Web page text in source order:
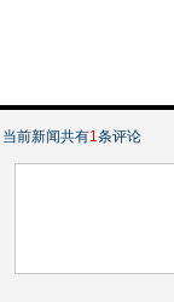
当前新闻共有1 条评论